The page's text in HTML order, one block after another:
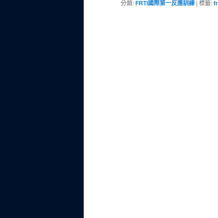
分類:FRTI國際第一反應訓練 | 標籤: